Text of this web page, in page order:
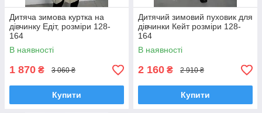
Дитяча зимова куртка на
дівчинку Едіт, розміри 128-
164
В наявності
1 870 ₴ 3 060 ₴
Купити
Дитячий зимовий пуховик для
дівчинки Кейт розміри 128-
164
В наявності
2 160 ₴ 2 910 ₴
Купити